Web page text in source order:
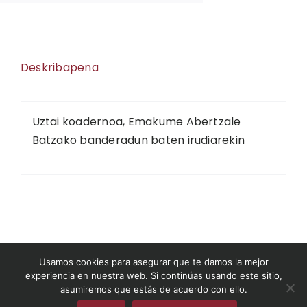
Deskribapena
Uztai koadernoa, Emakume Abertzale
Batzako banderadun baten irudiarekin
©2026Euskal Abertzaletazunaren Museoa
museodelnacionalismovasco.eus | Condiciones
Usamos cookies para asegurar que te damos la mejor
experiencia en nuestra web. Si continúas usando este sitio,
asumiremos que estás de acuerdo con ello.